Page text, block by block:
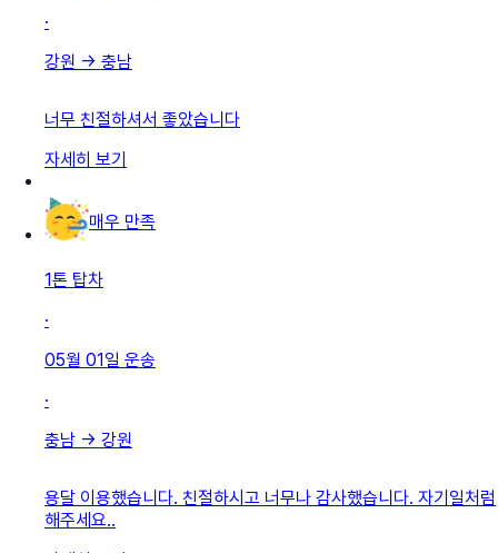
·
강원 → 충남
너무 친절하셔서 좋았습니다
자세히 보기
매우 만족
1톤 탑차
·
05월 01일 운송
·
충남 → 강원
용달 이용했습니다. 친절하시고 너무나 감사했습니다. 자기일처럼
해주세요..